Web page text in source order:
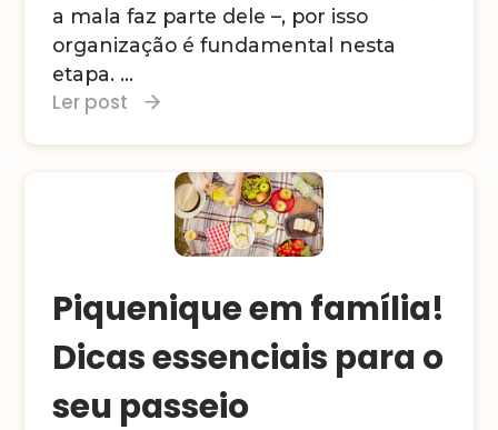
a mala faz parte dele –, por isso
organização é fundamental nesta
etapa. ...
Ler post
Piquenique em família!
Dicas essenciais para o
seu passeio